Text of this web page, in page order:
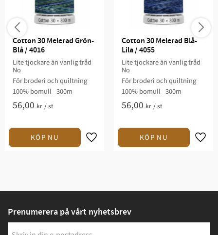
Cotton 30 Melerad Grön-
Blå / 4016
Lite tjockare än vanlig tråd
No
För broderi och quiltning​
100% bomull - 300m
56,00 kr /st
Cotton 30 Melerad Blå-
Lila / 4055
Lite tjockare än vanlig tråd
No
För broderi och quiltning​
100% bomull - 300m
56,00 kr /st
Prenumerera på vårt nyhetsbrev